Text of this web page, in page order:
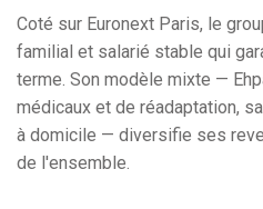
Coté sur Euronext Paris, le
familial et salarié stable qui
terme. Son modèle mixte —
médicaux et de réadaptation,
à domicile — diversifie ses
de l'ensemble.